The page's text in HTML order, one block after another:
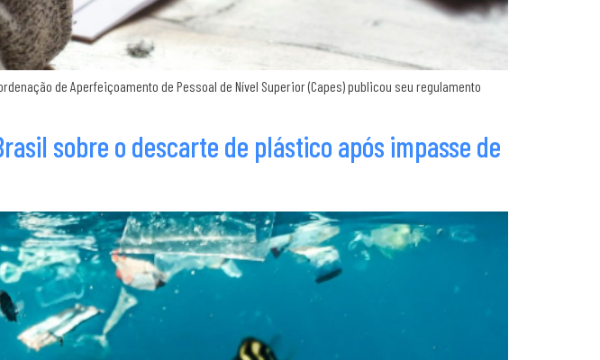
de Aperfeiçoamento de Pessoal de Nível Superior (Capes) publicou seu regulamento
sobre o descarte de plástico após impasse de